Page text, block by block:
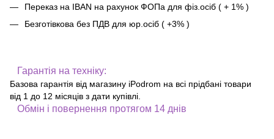
Переказ на IBAN на рахунок ФОПа для фіз.осіб ( + 1% )
Безготівкова без ПДВ для юр.осіб ( +3% )
Гарантія на техніку:
Базова гарантія від магазину iPodrom на всі прідбані товари
від 1 до 12 місяців з дати купівлі.
Обмін і повернення протягом 14 днів